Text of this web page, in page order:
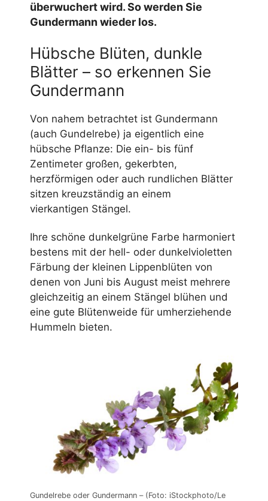
überwuchert wird. So werden Sie
Gundermann wieder los.
Hübsche Blüten, dunkle
Blätter – so erkennen Sie
Gundermann
Von nahem betrachtet ist Gundermann
(auch Gundelrebe) ja eigentlich eine
hübsche Pflanze: Die ein- bis fünf
Zentimeter großen, gekerbten,
herzförmigen oder auch rundlichen Blätter
sitzen kreuzständig an einem
vierkantigen Stängel.
Ihre schöne dunkelgrüne Farbe harmoniert
bestens mit der hell- oder dunkelvioletten
Färbung der kleinen Lippenblüten von
denen von Juni bis August meist mehrere
gleichzeitig an einem Stängel blühen und
eine gute Blütenweide für umherziehende
Hummeln bieten.
Gundelrebe oder Gundermann – (Foto: iStockphoto/Le